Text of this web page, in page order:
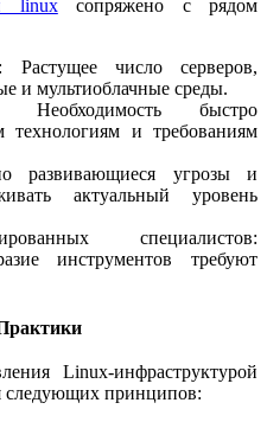
linuxсопряжено с рядом
число серверов,
и мультиоблачные среды.
Необходимость быстро
технологиям и требованиям
развивающиеся угрозы и
актуальный уровень
специалистов:
инструментов требуют
Linux-инфраструктурой
следующих принципов: